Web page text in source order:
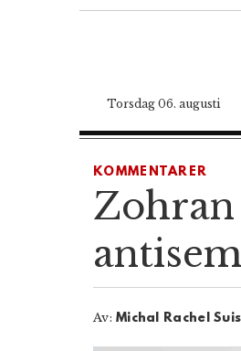
Torsdag 06. augusti
KOMMENTARER
Av: Michal Rachel